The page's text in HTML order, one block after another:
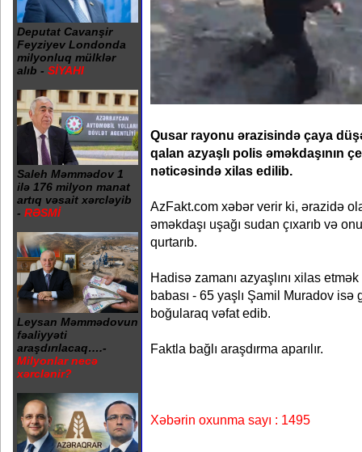
Deputat Cavanşir
Feyziyev Londonda
milyonluq mülklər
alıb - SİYAHI
Saleh Məmmədov 1
ilə 176 milyon manat
artıq vəsait xərcləyib
- RƏSMİ
Leysan Məmmədovun
fəaliyyəti
araşdırılacaq….-
Milyonlar necə
xərclənir?
Qusar rayonu ərazisində çaya
qalan azyaşlı polis əməkdaşının
nəticəsində xilas edilib.
AzFakt.com xəbər verir ki, ərazidə
əməkdaşı uşağı sudan çıxarıb və
qurtarıb.
Hadisə zamanı azyaşlını xilas
babası - 65 yaşlı Şamil Muradov isə
boğularaq vəfat edib.
Faktla bağlı araşdırma aparılır.
Xəbərin oxunma sayı : 1495